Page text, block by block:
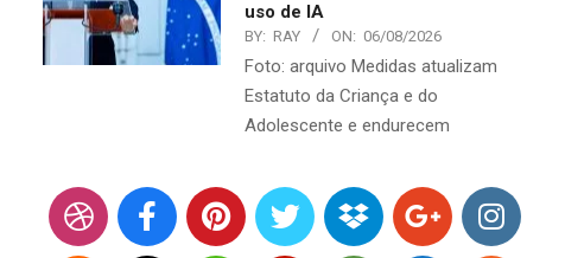
uso de IA
BY: RAY ON: 06/08/2026
Foto: arquivo Medidas atualizam
Estatuto da Criança e do
Adolescente e endurecem